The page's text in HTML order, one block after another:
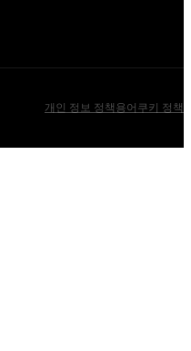
개인 정보 정책 용어 쿠키 정책